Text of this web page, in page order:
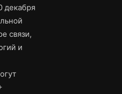
связи,
и